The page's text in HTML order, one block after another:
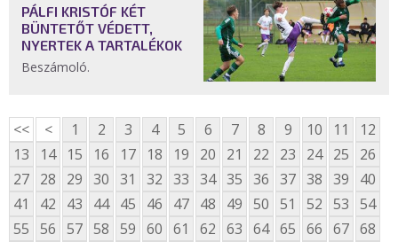
PÁLFI KRISTÓF KÉT
BÜNTETŐT VÉDETT,
NYERTEK A TARTALÉKOK
Beszámoló.
<< < 1 2 3 4 5 6 7 8 9 10 11
12
13
14 15 16 17 18 19 20 21 22 23 24 25
26
27 28 29 30 31 32 33 34 35 36 37 38 39
40
41
42 43 44 45 46 47 48 49 50 51 52 53 54
55 56 57 58 59 60 61 62 63 64 65 66 67 68